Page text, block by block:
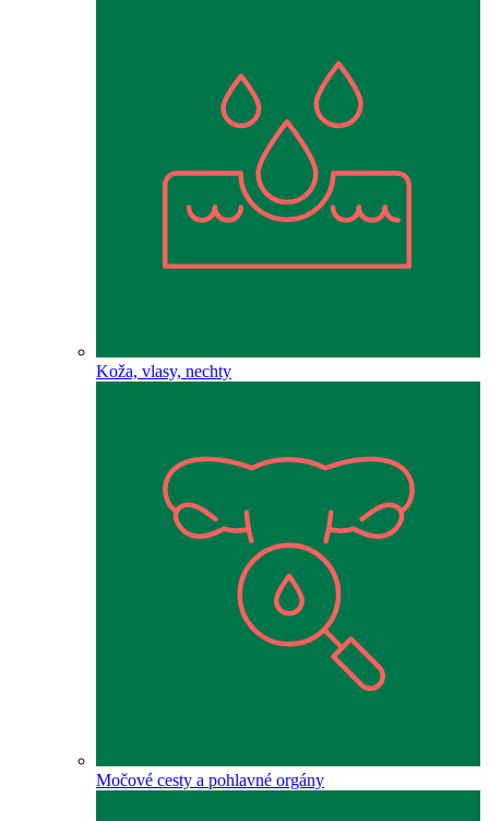
Koža, vlasy, nechty
Močové cesty a pohlavné orgány